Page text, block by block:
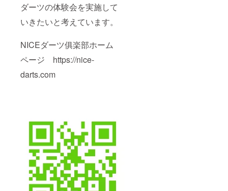
ダーツの体験会を実施して
いきたいと考えています。
NICEダーツ俱楽部ホーム
ページ https://nice-
darts.com